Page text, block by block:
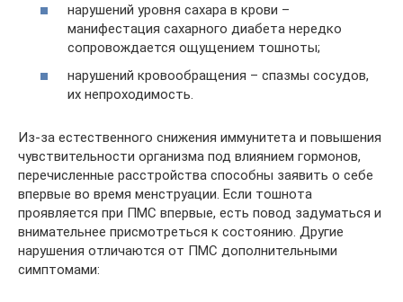
нарушений уровня сахара в крови –
манифестация сахарного диабета нередко
сопровождается ощущением тошноты;
нарушений кровообращения – спазмы сосудов,
их непроходимость.
Из-за естественного снижения иммунитета и повышения
чувствительности организма под влиянием гормонов,
перечисленные расстройства способны заявить о себе
впервые во время менструации. Если тошнота
проявляется при ПМС впервые, есть повод задуматься и
внимательнее присмотреться к состоянию. Другие
нарушения отличаются от ПМС дополнительными
симптомами: